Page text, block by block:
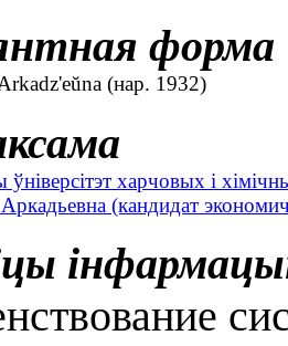
форма
(нар. 1932)
ўніверсітэт харчовых і
(кандидат